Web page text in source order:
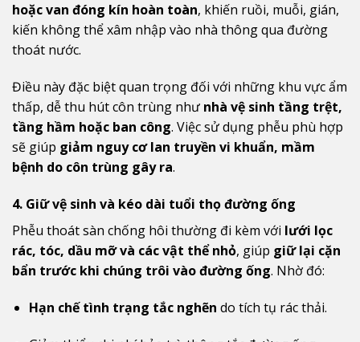
hoặc van đóng kín hoàn toàn, khiến ruồi, muỗi, gián,
kiến không thể xâm nhập vào nhà thông qua đường
thoát nước.
Điều này đặc biệt quan trọng đối với những khu vực ẩm
thấp, dễ thu hút côn trùng như nhà vệ sinh tầng trệt,
tầng hầm hoặc ban công. Việc sử dụng phễu phù hợp
sẽ giúp giảm nguy cơ lan truyền vi khuẩn, mầm
bệnh do côn trùng gây ra.
4. Giữ vệ sinh và kéo dài tuổi thọ đường ống
Phễu thoát sàn chống hôi thường đi kèm với lưới lọc
rác, tóc, dầu mỡ và các vật thể nhỏ, giúp giữ lại cặn
bẩn trước khi chúng trôi vào đường ống. Nhờ đó:
Hạn chế tình trạng tắc nghẽn do tích tụ rác thải.